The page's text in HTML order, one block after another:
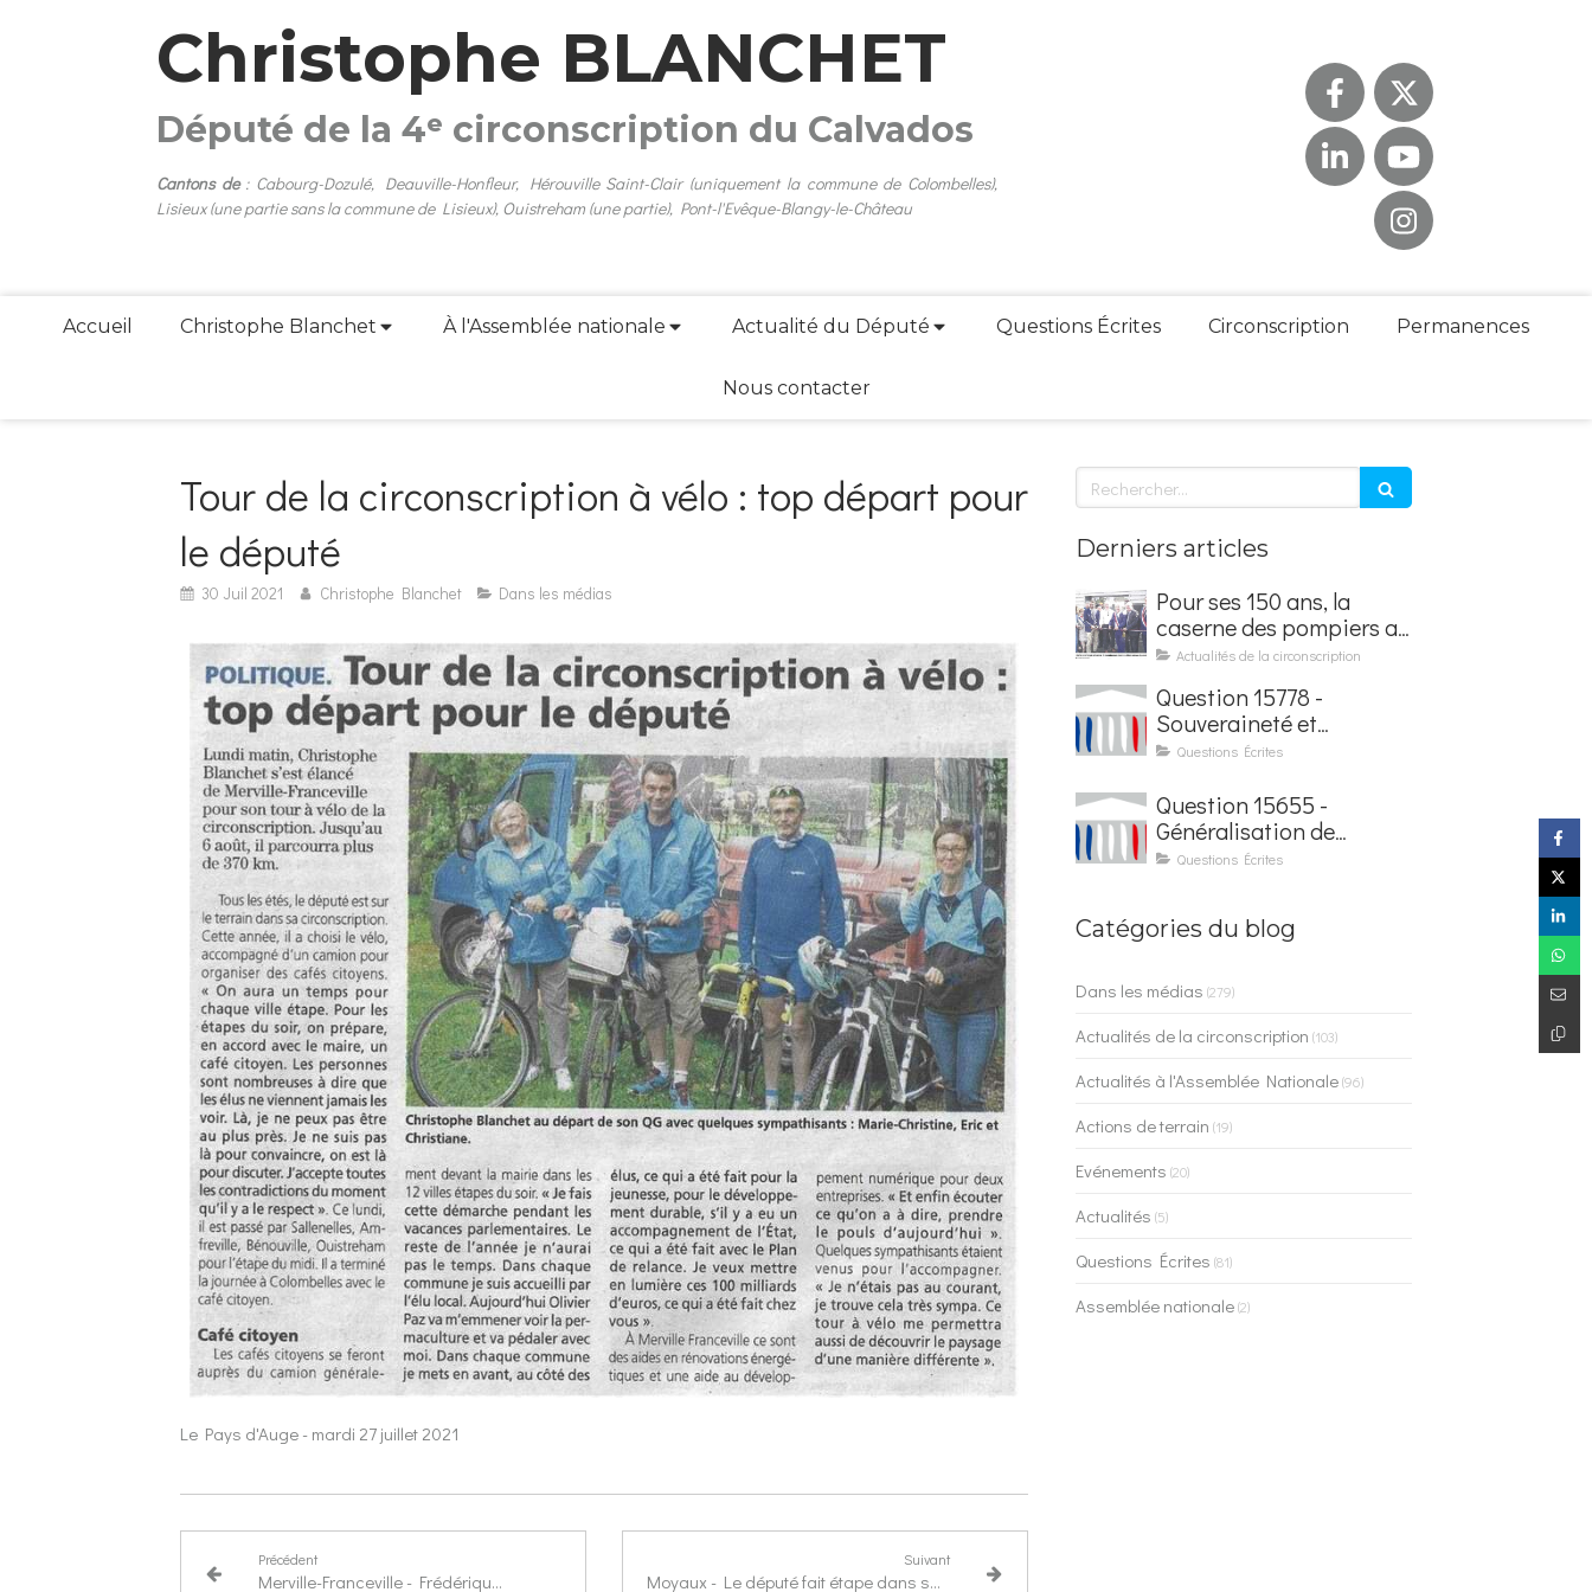
Christophe BLANCHET
Député de la 4ᵉ circonscription du Calvados
Cantons de : Cabourg-Dozulé, Deauville-Honfleur, Hérouville Saint-Clair (uniquement la commune de Colombelles),
Lisieux (une partie sans la commune de Lisieux), Ouistreham (une partie), Pont-l'Evêque-Blangy-le-Château
Accueil Christophe Blanchet À l'Assemblée nationale Actualité du Député Questions Écrites Circonscription Permanences
Nous contacter
Tour de la circonscription à vélo : top départ pour
le député
30 Juil 2021 Christophe Blanchet Dans les médias
Le Pays d'Auge - mardi 27 juillet 2021
Précédent
Merville-Franceville - Frédérique Vidal a lancé le Big Tour
Suivant
Moyaux - Le député fait étape dans son tour à vélo de la circonscription
Rechercher
Derniers articles
Pour ses 150 ans, la
caserne des pompiers a
été rénovée et baptisée
Courseaux
Actualités de la circonscription
Question 15778 -
Souveraineté et
sécurisation de la
Questions Écrites
Question 15655 -
Généralisation de
l'application France
Questions Écrites
Catégories du blog
Dans les médias (279)
Actualités de la circonscription (103)
Actualités à l'Assemblée Nationale(96)
Actions de terrain (19)
Evénements (20)
Actualités (5)
Questions Écrites (81)
Assemblée nationale(2)